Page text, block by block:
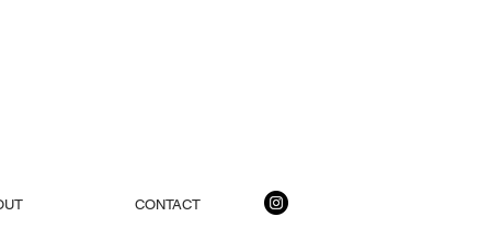
CONTACT